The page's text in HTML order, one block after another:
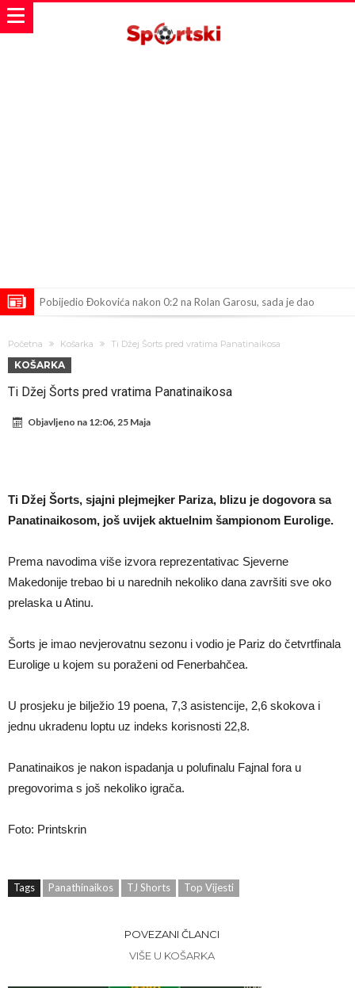
Pobijedio Đokovića nakon 0:2 na Rolan Garosu, sada je dao
daleko”
Koliko traži PSG i koji je Liverpulov “plafon” za Bredlija Barkolu?
Prva ponuda za Rafaela Leaa – odbijena!
historijski transfer?
Kapiten slavnog kluba ubijen u napadu ispred svoje kuće, nacija
zahtijeva pravdu.
Potresne scene na sahrani UFC borca! Red ljudi, muzika i aplauz koji
Početna Košarka Ti Džej Šorts pred vratima Panatinaikosa
KOŠARKA
Ti Džej Šorts pred vratima Panatinaikosa
Objavljeno na 12:06, 25 Maja
Ti Džej Šorts, sjajni plejmejker Pariza, blizu je dogovora sa
Panatinaikosom, još uvijek aktuelnim šampionom Eurolige.
Prema navodima više izvora reprezentativac Sjeverne
Makedonije trebao bi u narednih nekoliko dana završiti sve oko
prelaska u Atinu.
Šorts je imao nevjerovatnu sezonu i vodio je Pariz do četvrtfinala
Eurolige u kojem su poraženi od Fenerbahčea.
U prosjeku je bilježio 19 poena, 7,3 asistencije, 2,6 skokova i
jednu ukradenu loptu uz indeks korisnosti 22,8.
Panatinaikos je nakon ispadanja u polufinalu Fajnal fora u
pregovorima s još nekoliko igrača.
Foto: Printskrin
Tags Panathinaikos TJ Shorts Top Vijesti
POVEZANI ČLANCI
VIŠE U KOŠARKA